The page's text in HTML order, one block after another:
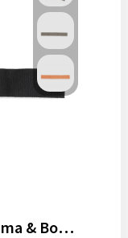
Afneembaar lint voor Panama & Boater hoeden